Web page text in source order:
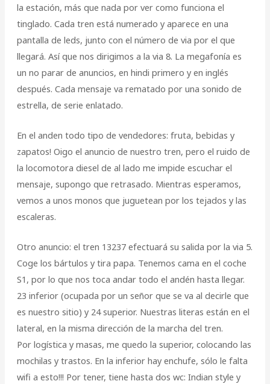
la estación, más que nada por ver como funciona el
tinglado. Cada tren está numerado y aparece en una
pantalla de leds, junto con el número de via por el que
llegará. Así que nos dirigimos a la via 8. La megafonía es
un no parar de anuncios, en hindi primero y en inglés
después. Cada mensaje va rematado por una sonido de
estrella, de serie enlatado.
En el anden todo tipo de vendedores: fruta, bebidas y
zapatos! Oigo el anuncio de nuestro tren, pero el ruido de
la locomotora diesel de al lado me impide escuchar el
mensaje, supongo que retrasado. Mientras esperamos,
vemos a unos monos que juguetean por los tejados y las
escaleras.
Otro anuncio: el tren 13237 efectuará su salida por la via 5.
Coge los bártulos y tira papa. Tenemos cama en el coche
S1, por lo que nos toca andar todo el andén hasta llegar.
23 inferior (ocupada por un señor que se va al decirle que
es nuestro sitio) y 24 superior. Nuestras literas están en el
lateral, en la misma dirección de la marcha del tren.
Por logística y masas, me quedo la superior, colocando las
mochilas y trastos. En la inferior hay enchufe, sólo le falta
wifi a esto!!! Por tener, tiene hasta dos wc: Indian style y